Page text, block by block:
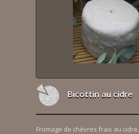
Bicottin au cidre
Fromage de chèvres frais au cidre.